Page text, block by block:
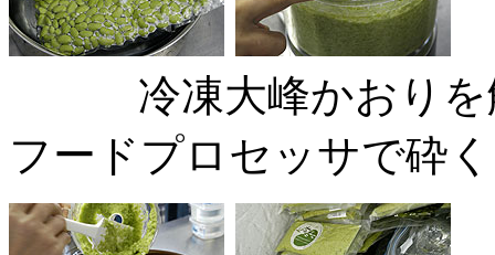
冷凍大峰
フードプロセッサで砕く